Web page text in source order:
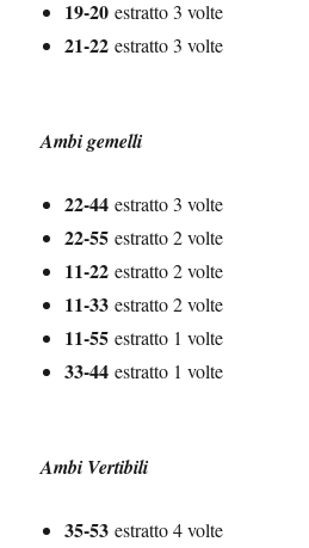
19-20 estratto 3 volte
21-22 estratto 3 volte
Ambi gemelli
22-44 estratto 3 volte
22-55 estratto 2 volte
11-22 estratto 2 volte
11-33 estratto 2 volte
11-55 estratto 1 volte
33-44 estratto 1 volte
Ambi Vertibili
35-53 estratto 4 volte